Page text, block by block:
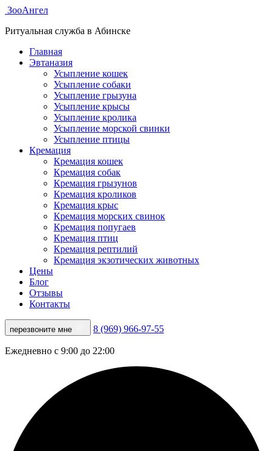
ЗооАнгел
Ритуальная служба в Абинске
Главная
Эвтаназия
Усыпление кошек
Усыпление собаки
Усыпление грызуна
Усыпление крысы
Усыпление кролика
Усыпление морской свинки
Усыпление птицы
Кремация
Кремация кошек
Кремация собак
Кремация грызунов
Кремация кроликов
Кремация крыс
Кремация морских свинок
Кремация попугаев
Кремация птиц
Кремация рептилий
Кремация экзотических животных
Цены
Блог
Отзывы
Контакты
перезвоните мне 8 (969) 966-97-55
Ежедневно с 9:00 до 22:00